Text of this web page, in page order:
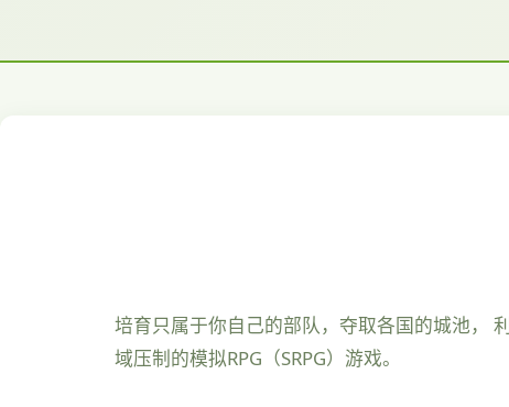
培育只属于你自己的部队，夺取各国的城池，
域压制的模拟RPG（SRPG）游戏。